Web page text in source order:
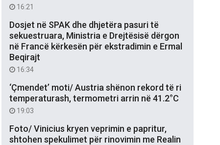
16:21
Dosjet në SPAK dhe dhjetëra pasuri të
sekuestruara, Ministria e Drejtësisë dërgon
në Francë kërkesën për ekstradimin e Ermal
Beqirajt
16:34
‘Çmendet’ moti/ Austria shënon rekord të ri
temperaturash, termometri arrin në 41.2°C
19:03
Foto/ Vinicius kryen veprimin e papritur,
shtohen spekulimet për rinovimin me Realin